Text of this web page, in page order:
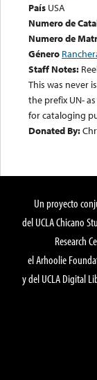
País USA
Numero de
Numero de
Género
Staff Notes:
This was never
the prefix UN-
for cataloging
Donated By:
Un proyecto
del UCLA Chicano
Research
el Arhoolie
y del UCLA Digital